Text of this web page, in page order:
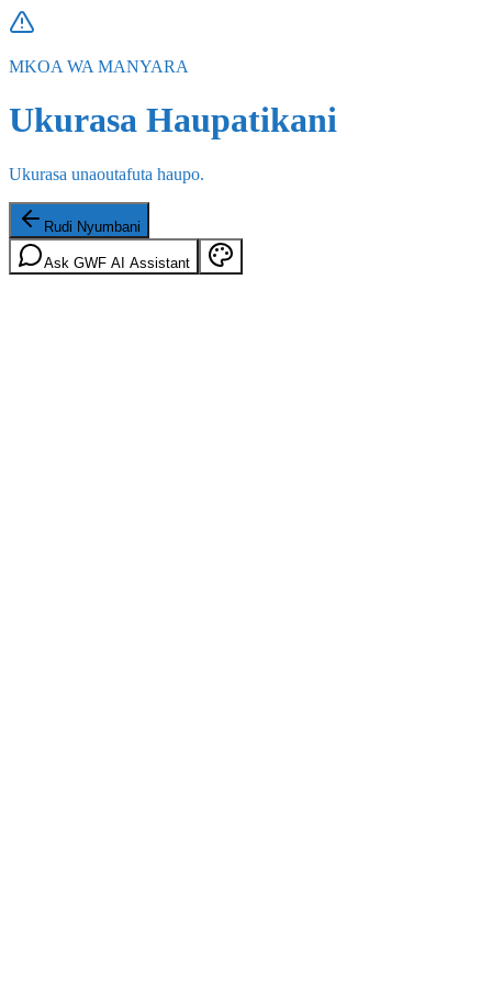
MKOA WA MANYARA
Ukurasa Haupatikani
Ukurasa unaoutafuta haupo.
Rudi Nyumbani
Ask GWF AI Assistant